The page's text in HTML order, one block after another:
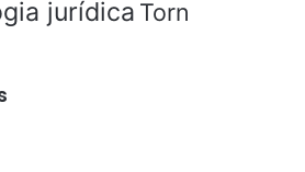
jurídica Torn